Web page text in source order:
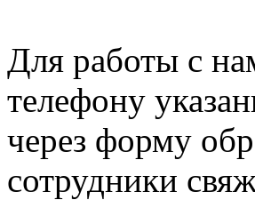
Для работы с
телефону
через форму
сотрудники